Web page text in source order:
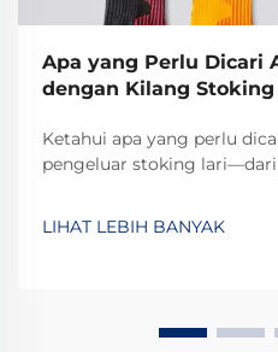
Apa yang Perlu Dicari
dengan Kilang Stoking
Ketahui apa yang perlu
pengeluar stoking
pematuhan. Dapatkan
LIHAT LEBIH BANYAK